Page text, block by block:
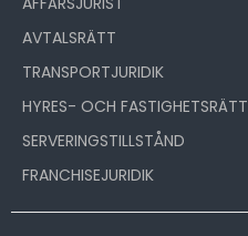
AVTALSRÄTT
TRANSPORTJURIDIK
HYRES- OCH FASTIGHETSRÄTT
SERVERINGSTILLSTÅND
FRANCHISEJURIDIK